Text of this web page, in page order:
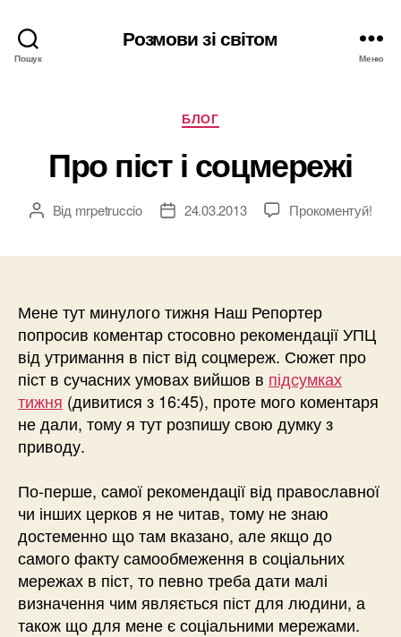
Пошук
Розмови зі світом
Меню
Категорії
БЛОГ
Про піст і соцмережі
Автор
Від mrpetruccio
Дата24.03.2013 Прокоментуй!
Мене тут минулого тижня Наш Репортер
попросив коментар стосовно рекомендації УПЦ
від утримання в піст від соцмереж. Сюжет про
піст в сучасних умовах вийшов в підсумках
тижня (дивитися з 16:45), проте мого коментаря
не дали, тому я тут розпишу свою думку з
приводу.
По-перше, самої рекомендації від православної
чи інших церков я не читав, тому не знаю
достеменно що там вказано, але якщо до
самого факту самообмеження в соціальних
мережах в піст, то певно треба дати малі
визначення чим являється піст для людини, а
також що для мене є соціальними мережами.